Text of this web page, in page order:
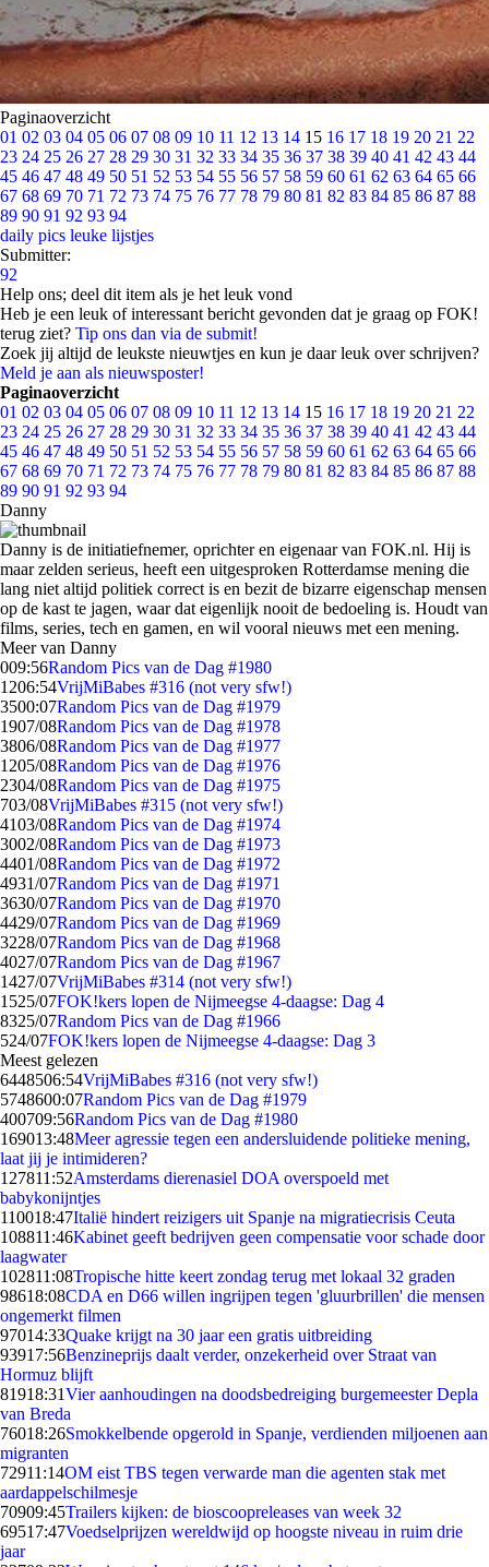
Paginaoverzicht
01 02 03 04 05 06 07 08 09 10 11 12 13 14 15 16 17 18 19 20 21 22
23 24 25 26 27 28 29 30 31 32 33 34 35 36 37 38 39 40 41 42 43 44
45 46 47 48 49 50 51 52 53 54 55 56 57 58 59 60 61 62 63 64 65 66
67 68 69 70 71 72 73 74 75 76 77 78 79 80 81 82 83 84 85 86 87 88
89 90 91 92 93 94
daily pics leuke lijstjes
Submitter:
92
Help ons; deel dit item als je het leuk vond
Heb je een leuk of interessant bericht gevonden dat je graag op FOK!
terug ziet? Tip ons dan via de submit!
Zoek jij altijd de leukste nieuwtjes en kun je daar leuk over schrijven?
Meld je aan als nieuwsposter!
Paginaoverzicht
01 02 03 04 05 06 07 08 09 10 11 12 13 14 15 16 17 18 19 20 21 22
23 24 25 26 27 28 29 30 31 32 33 34 35 36 37 38 39 40 41 42 43 44
45 46 47 48 49 50 51 52 53 54 55 56 57 58 59 60 61 62 63 64 65 66
67 68 69 70 71 72 73 74 75 76 77 78 79 80 81 82 83 84 85 86 87 88
89 90 91 92 93 94
Danny
Danny is de initiatiefnemer, oprichter en eigenaar van FOK.nl. Hij is
maar zelden serieus, heeft een uitgesproken Rotterdamse mening die
lang niet altijd politiek correct is en bezit de bizarre eigenschap mensen
op de kast te jagen, waar dat eigenlijk nooit de bedoeling is. Houdt van
films, series, tech en gamen, en wil vooral nieuws met een mening.
Meer van Danny
009:56Random Pics van de Dag #1980
1206:54VrijMiBabes #316 (not very sfw!)
3500:07Random Pics van de Dag #1979
1907/08Random Pics van de Dag #1978
3806/08Random Pics van de Dag #1977
1205/08Random Pics van de Dag #1976
2304/08Random Pics van de Dag #1975
703/08VrijMiBabes #315 (not very sfw!)
4103/08Random Pics van de Dag #1974
3002/08Random Pics van de Dag #1973
4401/08Random Pics van de Dag #1972
4931/07Random Pics van de Dag #1971
3630/07Random Pics van de Dag #1970
4429/07Random Pics van de Dag #1969
3228/07Random Pics van de Dag #1968
4027/07Random Pics van de Dag #1967
1427/07VrijMiBabes #314 (not very sfw!)
1525/07FOK!kers lopen de Nijmeegse 4-daagse: Dag 4
8325/07Random Pics van de Dag #1966
524/07FOK!kers lopen de Nijmeegse 4-daagse: Dag 3
Meest gelezen
6448506:54VrijMiBabes #316 (not very sfw!)
5748600:07Random Pics van de Dag #1979
400709:56Random Pics van de Dag #1980
169013:48Meer agressie tegen een andersluidende politieke mening,
laat jij je intimideren?
127811:52Amsterdams dierenasiel DOA overspoeld met
babykonijntjes
110018:47Italië hindert reizigers uit Spanje na migratiecrisis Ceuta
108811:46Kabinet geeft bedrijven geen compensatie voor schade door
laagwater
102811:08Tropische hitte keert zondag terug met lokaal 32 graden
98618:08CDA en D66 willen ingrijpen tegen 'gluurbrillen' die mensen
ongemerkt filmen
97014:33Quake krijgt na 30 jaar een gratis uitbreiding
93917:56Benzineprijs daalt verder, onzekerheid over Straat van
Hormuz blijft
81918:31Vier aanhoudingen na doodsbedreiging burgemeester Depla
van Breda
76018:26Smokkelbende opgerold in Spanje, verdienden miljoenen aan
migranten
72911:14OM eist TBS tegen verwarde man die agenten stak met
aardappelschilmesje
70909:45Trailers kijken: de bioscoopreleases van week 32
69517:47Voedselprijzen wereldwijd op hoogste niveau in ruim drie
jaar